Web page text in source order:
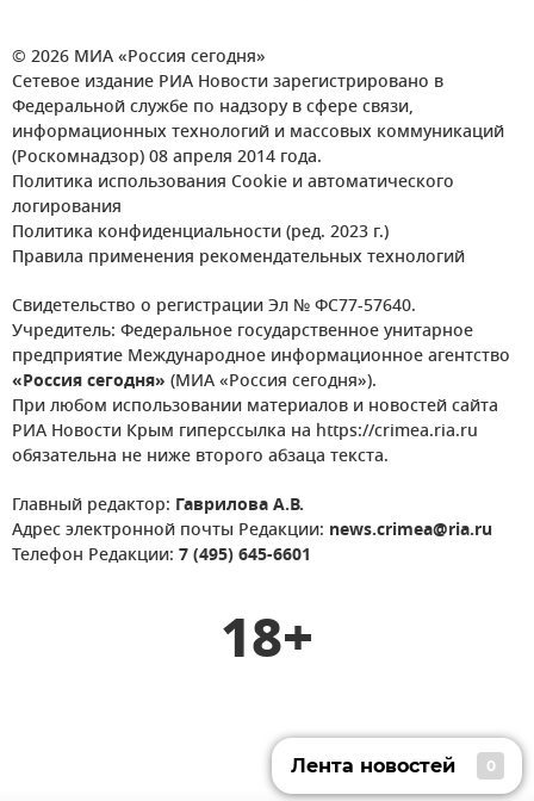
© 2026 МИА «Россия сегодня»
Сетевое издание РИА Новости зарегистрировано в
Федеральной службе по надзору в сфере связи,
информационных технологий и массовых коммуникаций
(Роскомнадзор) 08 апреля 2014 года.
Политика использования Cookie и автоматического
логирования
Политика конфиденциальности (ред. 2023 г.)
Правила применения рекомендательных технологий
Свидетельство о регистрации Эл № ФС77-57640.
Учредитель: Федеральное государственное унитарное
предприятие Международное информационное агентство
«Россия сегодня» (МИА «Россия сегодня»).
При любом использовании материалов и новостей сайта
РИА Новости Крым гиперссылка на https://crimea.ria.ru
обязательна не ниже второго абзаца текста.
Главный редактор: Гаврилова А.В.
Адрес электронной почты Редакции: news.crimea@ria.ru
Телефон Редакции: 7 (495) 645-6601
18+
Лента новостей 0